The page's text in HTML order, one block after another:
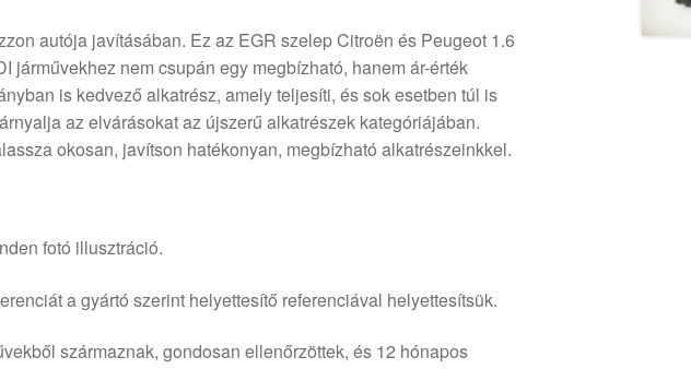
autója javításában. Ez az EGR szelep Citroën és Peugeot 1.6
járművekhez nem csupán egy megbízható, hanem ár-érték
is kedvező alkatrész, amely teljesíti, és sok esetben túl is
az elvárásokat az újszerű alkatrészek kategóriájában.
okosan, javítson hatékonyan, megbízható alkatrészeinkkel.
fotó illusztráció.
a gyártó szerint helyettesítő referenciával helyettesítsük.
származnak, gondosan ellenőrzöttek, és 12 hónapos